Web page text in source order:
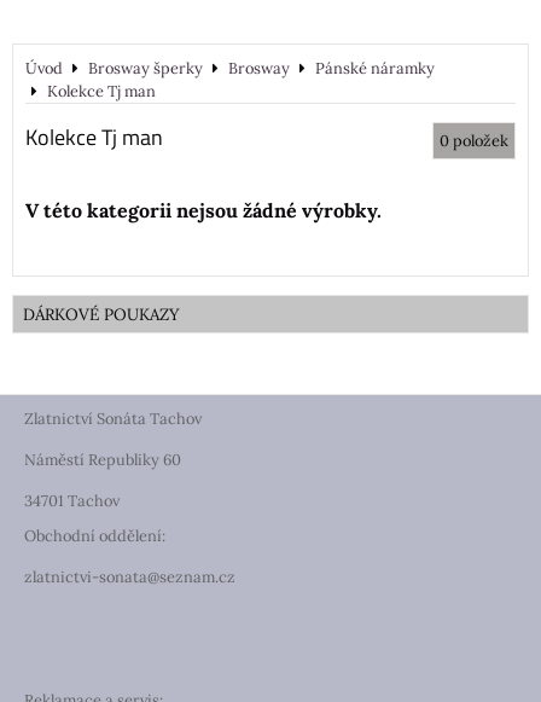
Úvod Brosway šperky Brosway
Pánské náramky
Kolekce Tj man
Kolekce Tj man 0položek
DÁRKOVÉ POUKAZY
Zlatnictví Sonáta Tachov
Náměstí Republiky 60
34701 Tachov
Obchodní oddělení:
zlatnictvi-sonata@seznam.cz